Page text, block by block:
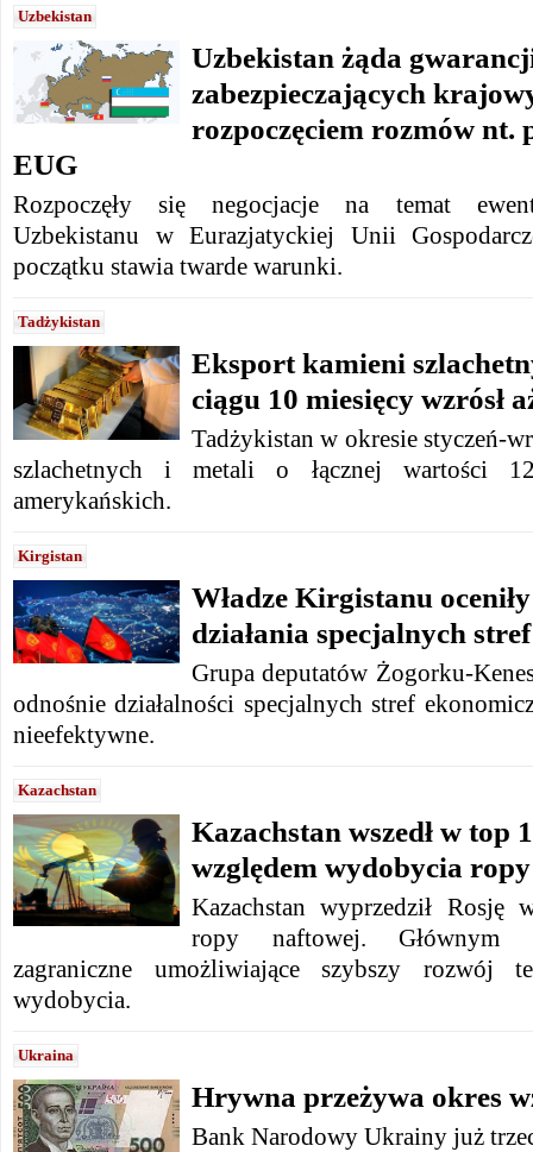
Uzbekistan
Uzbekistan żąda
zabezpieczających
rozpoczęciem rozmów nt.
EUG
Rozpoczęły się negocjacje na temat
Uzbekistanu w Eurazjatyckiej Unii
początku stawia twarde warunki.
Tadżykistan
Eksport kamieni
ciągu 10 miesięcy wzrósł
Tadżykistan w okresie styczeń-
szlachetnych i metali o łącznej wartości
amerykańskich.
Kirgistan
Władze Kirgistanu oceniły
działania specjalnych
Grupa deputatów Żogorku-
odnośnie działalności specjalnych stref
nieefektywne.
Kazachstan
Kazachstan wszedł w top
względem wydobycia
Kazachstan wyprzedził Rosję
ropy naftowej. Głównym
zagraniczne umożliwiające szybszy rozwój
wydobycia.
Ukraina
Hrywna przeżywa okres
Bank Narodowy Ukrainy już